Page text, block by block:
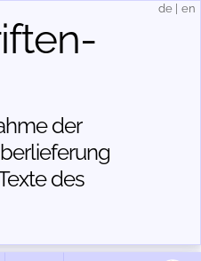
der
des
de en